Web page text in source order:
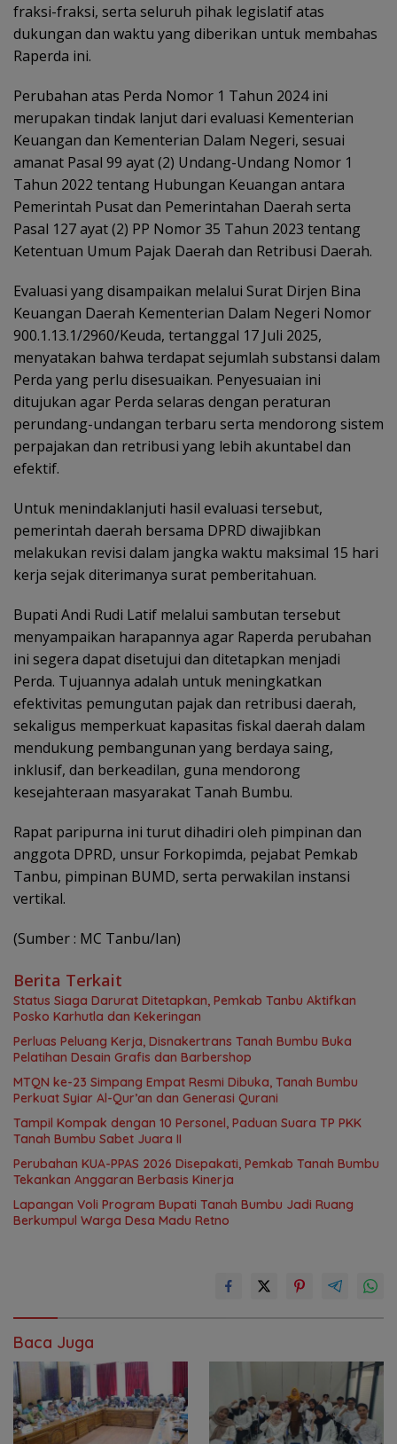
fraksi-fraksi, serta seluruh pihak legislatif atas
dukungan dan waktu yang diberikan untuk membahas
Raperda ini.
Perubahan atas Perda Nomor 1 Tahun 2024 ini
merupakan tindak lanjut dari evaluasi Kementerian
Keuangan dan Kementerian Dalam Negeri, sesuai
amanat Pasal 99 ayat (2) Undang-Undang Nomor 1
Tahun 2022 tentang Hubungan Keuangan antara
Pemerintah Pusat dan Pemerintahan Daerah serta
Pasal 127 ayat (2) PP Nomor 35 Tahun 2023 tentang
Ketentuan Umum Pajak Daerah dan Retribusi Daerah.
Evaluasi yang disampaikan melalui Surat Dirjen Bina
Keuangan Daerah Kementerian Dalam Negeri Nomor
900.1.13.1/2960/Keuda, tertanggal 17 Juli 2025,
menyatakan bahwa terdapat sejumlah substansi dalam
Perda yang perlu disesuaikan. Penyesuaian ini
ditujukan agar Perda selaras dengan peraturan
perundang-undangan terbaru serta mendorong sistem
perpajakan dan retribusi yang lebih akuntabel dan
efektif.
Untuk menindaklanjuti hasil evaluasi tersebut,
pemerintah daerah bersama DPRD diwajibkan
melakukan revisi dalam jangka waktu maksimal 15 hari
kerja sejak diterimanya surat pemberitahuan.
Bupati Andi Rudi Latif melalui sambutan tersebut
menyampaikan harapannya agar Raperda perubahan
ini segera dapat disetujui dan ditetapkan menjadi
Perda. Tujuannya adalah untuk meningkatkan
efektivitas pemungutan pajak dan retribusi daerah,
sekaligus memperkuat kapasitas fiskal daerah dalam
mendukung pembangunan yang berdaya saing,
inklusif, dan berkeadilan, guna mendorong
kesejahteraan masyarakat Tanah Bumbu.
Rapat paripurna ini turut dihadiri oleh pimpinan dan
anggota DPRD, unsur Forkopimda, pejabat Pemkab
Tanbu, pimpinan BUMD, serta perwakilan instansi
vertikal.
(Sumber : MC Tanbu/Ian)
Berita Terkait
Status Siaga Darurat Ditetapkan, Pemkab Tanbu Aktifkan
Posko Karhutla dan Kekeringan
Perluas Peluang Kerja, Disnakertrans Tanah Bumbu Buka
Pelatihan Desain Grafis dan Barbershop
MTQN ke-23 Simpang Empat Resmi Dibuka, Tanah Bumbu
Perkuat Syiar Al-Qur’an dan Generasi Qurani
Tampil Kompak dengan 10 Personel, Paduan Suara TP PKK
Tanah Bumbu Sabet Juara II
Perubahan KUA-PPAS 2026 Disepakati, Pemkab Tanah Bumbu
Tekankan Anggaran Berbasis Kinerja
Lapangan Voli Program Bupati Tanah Bumbu Jadi Ruang
Berkumpul Warga Desa Madu Retno
Baca Juga